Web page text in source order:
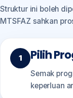
Struktur ini boleh
MTSFAZ sahkan
Pilih
Semak
keperluan